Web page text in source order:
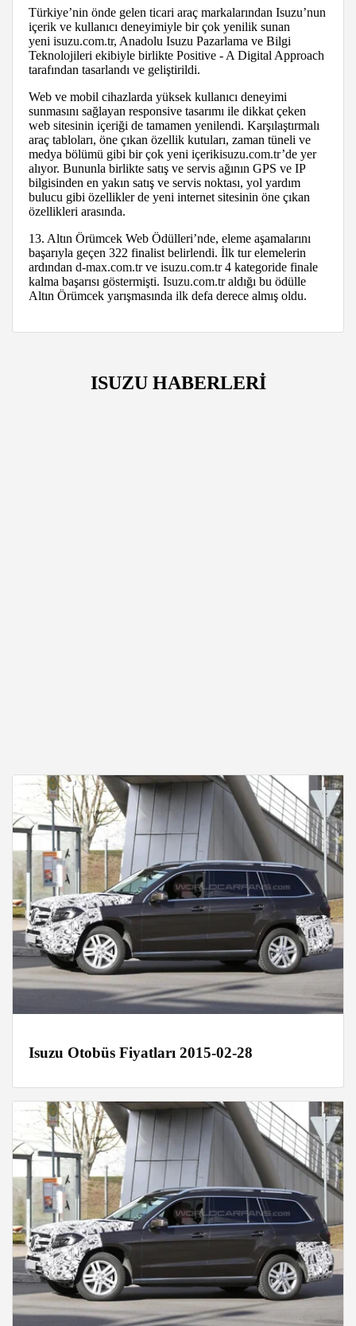
Türkiye’nin önde gelen ticari araç markalarından Isuzu’nun
içerik ve kullanıcı deneyimiyle bir çok yenilik sunan
yeni isuzu.com.tr, Anadolu Isuzu Pazarlama ve Bilgi
Teknolojileri ekibiyle birlikte Positive - A Digital Approach
tarafından tasarlandı ve geliştirildi.
Web ve mobil cihazlarda yüksek kullanıcı deneyimi
sunmasını sağlayan responsive tasarımı ile dikkat çeken
web sitesinin içeriği de tamamen yenilendi. Karşılaştırmalı
araç tabloları, öne çıkan özellik kutuları, zaman tüneli ve
medya bölümü gibi bir çok yeni içerikisuzu.com.tr’de yer
alıyor. Bununla birlikte satış ve servis ağının GPS ve IP
bilgisinden en yakın satış ve servis noktası, yol yardım
bulucu gibi özellikler de yeni internet sitesinin öne çıkan
özellikleri arasında.
13. Altın Örümcek Web Ödülleri’nde, eleme aşamalarını
başarıyla geçen 322 finalist belirlendi. İlk tur elemelerin
ardından d-max.com.trve isuzu.com.tr4 kategoride finale
kalma başarısı göstermişti. Isuzu.com.traldığı bu ödülle
Altın Örümcek yarışmasında ilk defa derece almış oldu.
ISUZU HABERLERİ
Isuzu Otobüs Fiyatları 2015-02-28